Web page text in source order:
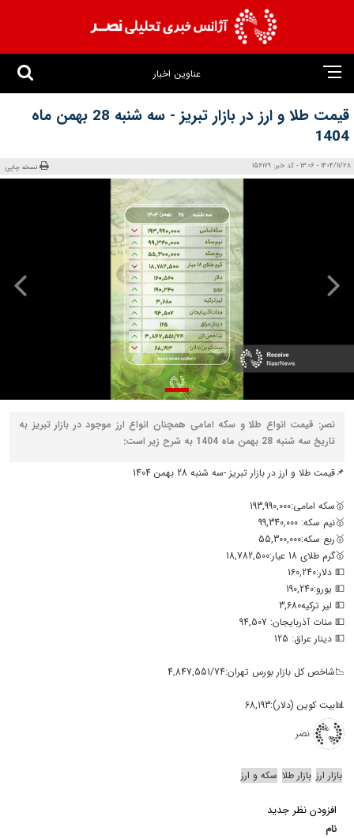
عناوین اخبار
قیمت طلا و ارز در بازار تبریز - سه شنبه 28 بهمن ماه
1404
1404/11/28 - 13:06 - کد خبر: 156179 نسخه چاپی
نصر: قیمت انواع طلا و سکه امامی همچنان انواع ارز موجود در بازار تبریز به
تاریخ سه شنبه 28 بهمن ماه 1404 به شرح زیر است:
📌قیمت طلا و ارز در بازار تبریز -سه شنبه 28 بهمن 1404
🥇سکه امامی:193,990,000
🥇نیم سکه: 99,340,000
🥇ربع سکه:55,300,000
🥇گرم طلای 18 عیار:18,782,500
💵 دلار:160,240
💵 یورو:190,240
💵 لیر ترکیه3,680
💵 منات آذربایجان: 94,507
💵 دینار عراق: 125
📉شاخص کل بازار بورس تهران:4,847,551/74
📊بیت کوین (دلار):68,193
نصر
بازار ارز بازار طلا سکه و ارز
افزودن نظر جدید
نام